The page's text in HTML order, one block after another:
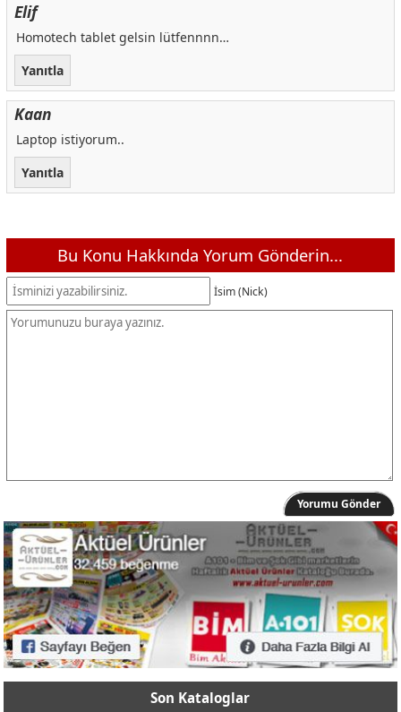
Elif
Homotech tablet gelsin lütfennnn…
Yanıtla
Kaan
Laptop istiyorum..
Yanıtla
Bu Konu Hakkında Yorum Gönderin...
İsim (Nick)
Yorumu Gönder
Son Kataloglar